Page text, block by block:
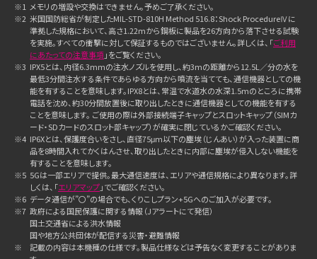
※1 メモリの増設や交換はできません。予めご了承ください。
※2 米国国防総省が制定したMIL-STD-810H Method 516.8：Shock ProcedureⅣに
準拠した規格において、高さ1.22mから鋼板に製品を26方向から落下させる試験
を実施。すべての衝撃に対して保証するものではございません。詳しくは、「ご利用
にあたっての注意事項」をご覧ください。
※3 IPX5とは、内径6.3mmの注水ノズルを使用し、約3mの距離から12.5L／分の水を
最低3分間注水する条件であらゆる方向から噴流を当てても、通信機器としての機
能を有することを意味します。IPX8とは、常温で水道水の水深1.5mのところに携帯
電話を沈め、約30分間放置後に取り出したときに通信機器としての機能を有する
ことを意味します。 ご使用の際は外部接続端子キャップとスロットキャップ（SIMカ
ード・SDカードのスロット部キャップ）が確実に閉じているかご確認ください。
※4 IP6Xとは、保護度合いをさし、直径75μm以下の塵埃（じんあい）が入った装置に商
品を8時間入れてかくはんさせ、取り出したときに内部に塵埃が侵入しない機能を
有することを意味します。
※5 5Gは一部エリアで提供。最大通信速度は、エリアや通信規格により異なります。詳
しくは、「エリアマップ」でご確認ください。
※6 データ通信が”〇”の場合でも、くりこしプラン+5Gへのご加入が必要です。
※7 政府による国民保護に関する情報（Jアラートにて発信）
国土交通省による洪水情報
国や地方公共団体が配信する災害・避難情報
※
記載の内容は本機種の仕様です。製品仕様などは予告なく変更することがありま